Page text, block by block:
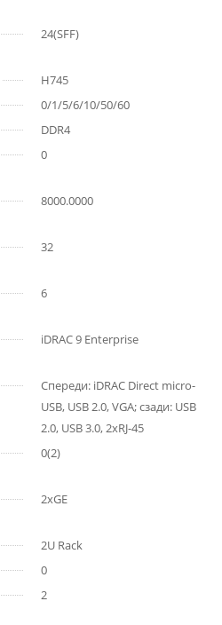
24(SFF)
H745
0/1/5/6/10/50/60
DDR4
0
8000.0000
32
6
iDRAC 9 Enterprise
Спереди: iDRAC Direct micro-
USB, USB 2.0, VGA; сзади: USB
2.0, USB 3.0, 2xRJ-45
0(2)
2xGE
2U Rack
0
2